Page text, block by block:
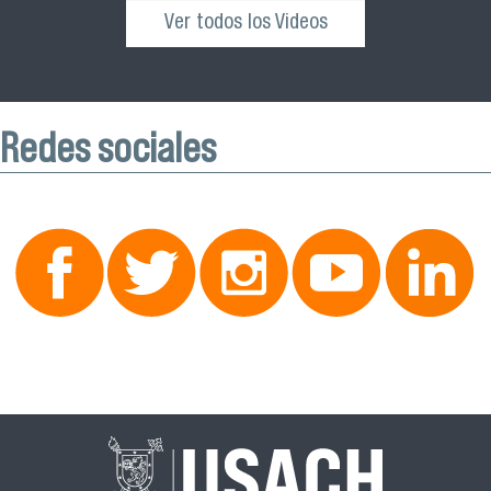
Ver todos los Videos
Redes sociales